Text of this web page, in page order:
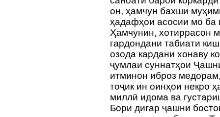
он, ҳамчун бахши
ҳадафҳои асосии мо
Ҳамчунин, хотиррасон
гардондани табиати
озода кардани хонаву
ҷумлаи суннатҳои
итминон иброз
тоҷик ин оинҳои некро
миллӣ идома ва
Бори дигар ҷашни